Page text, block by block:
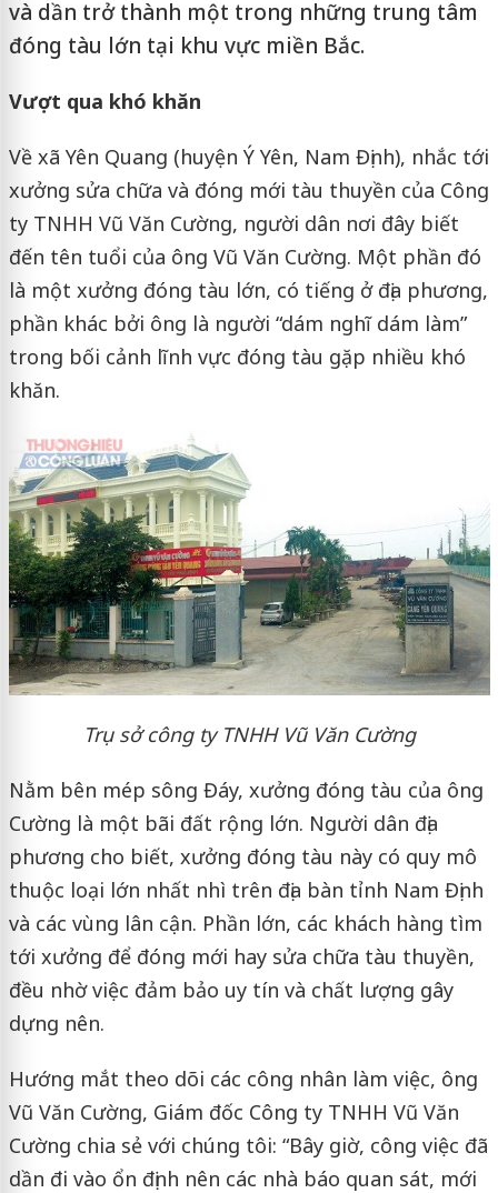
và dần trở thành một trong những trung tâm
đóng tàu lớn tại khu vực miền Bắc.
Vượt qua khó khăn
Về xã Yên Quang (huyện Ý Yên, Nam Định), nhắc tới
xưởng sửa chữa và đóng mới tàu thuyền của Công
ty TNHH Vũ Văn Cường, người dân nơi đây biết
đến tên tuổi của ông Vũ Văn Cường. Một phần đó
là một xưởng đóng tàu lớn, có tiếng ở địa phương,
phần khác bởi ông là người “dám nghĩ dám làm”
trong bối cảnh lĩnh vực đóng tàu gặp nhiều khó
khăn.
Trụ sở công ty TNHH Vũ Văn Cường
Nằm bên mép sông Đáy, xưởng đóng tàu của ông
Cường là một bãi đất rộng lớn. Người dân địa
phương cho biết, xưởng đóng tàu này có quy mô
thuộc loại lớn nhất nhì trên địa bàn tỉnh Nam Định
và các vùng lân cận. Phần lớn, các khách hàng tìm
tới xưởng để đóng mới hay sửa chữa tàu thuyền,
đều nhờ việc đảm bảo uy tín và chất lượng gây
dựng nên.
Hướng mắt theo dõi các công nhân làm việc, ông
Vũ Văn Cường, Giám đốc Công ty TNHH Vũ Văn
Cường chia sẻ với chúng tôi: “Bây giờ, công việc đã
dần đi vào ổn định nên các nhà báo quan sát, mới